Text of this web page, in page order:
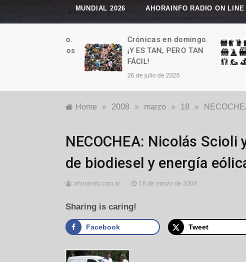
MUNDIAL 2026 AHORAINFO RADIO ON LINE
Crónicas en domingo.
¡Y ES TAN, PERO TAN
FÁCIL!
26 de julio de 2026
Home » 2008 » marzo » 18 »
Locales
NECOCHEA: Nicolás
de biodiesel y energía
ahorainfo.com.ar 18 de marzo de 2008
Sharing is caring!
Facebook Tweet